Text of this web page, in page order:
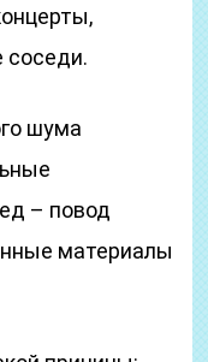
соседи.
шума
– повод
материалы